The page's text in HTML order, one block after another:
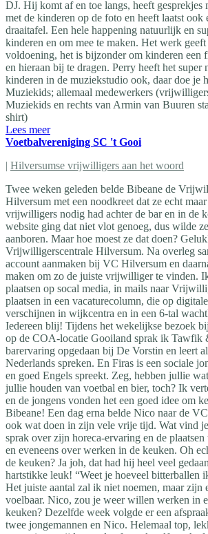
DJ. Hij komt af en toe langs, heeft gesprekjes
met de kinderen op de foto en heeft laatst ook
draaitafel. Een hele happening natuurlijk en
kinderen en om mee te maken. Het werk
voldoening, het is bijzonder om kinderen een
en hieraan bij te dragen. Perry heeft het super
kinderen in de muziekstudio ook, daar doe je
Muziekids; allemaal medewerkers
Muziekids en rechts van Armin van Buuren
shirt)
Lees meer
Voetbalvereniging SC 't Gooi
| Hilversumse vrijwilligers aan het woord
Twee weken geleden belde Bibeane de
Hilversum met een noodkreet dat ze echt
vrijwilligers nodig had achter de bar en in de
website ging dat niet vlot genoeg, dus wilde
aanboren. Maar hoe moest ze dat doen?
Vrijwilligerscentrale Hilversum. Na overleg
account aanmaken bij VC Hilversum en
maken om zo de juiste vrijwilliger te vinden.
plaatsen op socal media, in mails naar
plaatsen in een vacaturecolumn, die op
verschijnen in wijkcentra en in een 6-tal
Iedereen blij! Tijdens het wekelijkse bezoek
op de COA-locatie Gooiland sprak ik Tawfik
barervaring opgedaan bij De Vorstin en leert
Nederlands spreken. En Firas is een sociale
en goed Engels spreekt. Zeg, hebben jullie
jullie houden van voetbal en bier, toch? Ik
en de jongens vonden het een goed idee om
Bibeane! Een dag erna belde Nico naar de
ook wat doen in zijn vele vrije tijd. Wat vind
sprak over zijn horeca-ervaring en de
en eveneens over werken in de keuken. Oh
de keuken? Ja joh, dat had hij heel veel
hartstikke leuk! “Weet je hoeveel bitterballen
Het juiste aantal zal ik niet noemen, maar zijn
voelbaar. Nico, zou je weer willen werken in
keuken? Dezelfde week volgde er een
twee jongemannen en Nico. Helemaal top,